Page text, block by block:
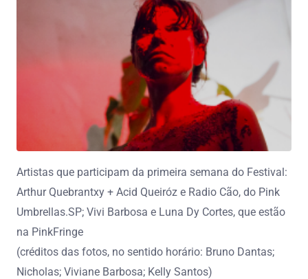
Artistas que participam da primeira semana do Festival:
Arthur Quebrantxy + Acid Queiróz e Radio Cão, do Pink
Umbrellas.SP; Vivi Barbosa e Luna Dy Cortes, que estão
na PinkFringe
(créditos das fotos, no sentido horário: Bruno Dantas;
Nicholas; Viviane Barbosa; Kelly Santos)